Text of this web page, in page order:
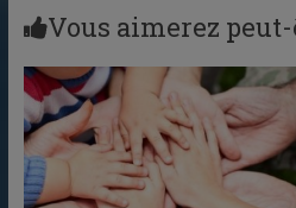
Vous aimerez